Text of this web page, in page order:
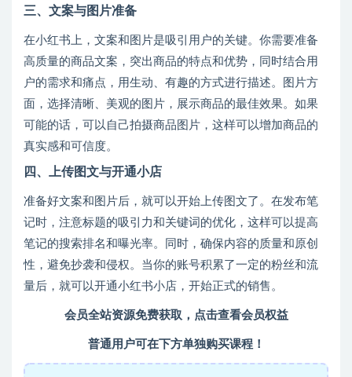
三、文案与图片准备
在小红书上，文案和图片是吸引用户的关键。你需要准备
高质量的商品文案，突出商品的特点和优势，同时结合用
户的需求和痛点，用生动、有趣的方式进行描述。图片方
面，选择清晰、美观的图片，展示商品的最佳效果。如果
可能的话，可以自己拍摄商品图片，这样可以增加商品的
真实感和可信度。
四、上传图文与开通小店
准备好文案和图片后，就可以开始上传图文了。在发布笔
记时，注意标题的吸引力和关键词的优化，这样可以提高
笔记的搜索排名和曝光率。同时，确保内容的质量和原创
性，避免抄袭和侵权。当你的账号积累了一定的粉丝和流
量后，就可以开通小红书小店，开始正式的销售。
会员全站资源免费获取，点击查看会员权益
普通用户可在下方单独购买课程！